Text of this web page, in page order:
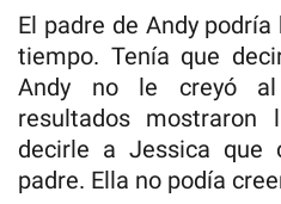
El padre de Andy
tiempo. Tenía que
Andy no le creyó
resultados mostraron
decirle a Jessica que
padre. Ella no podía